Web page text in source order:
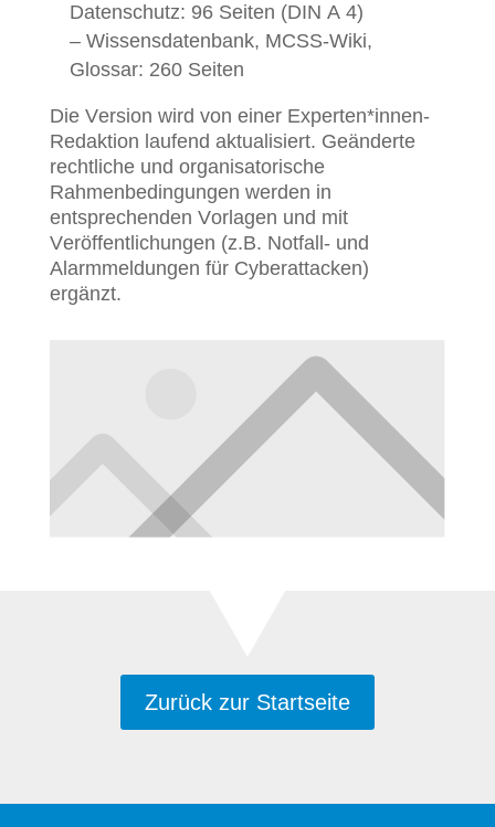
Datenschutz: 96 Seiten (DIN A 4)
– Wissensdatenbank, MCSS-Wiki,
Glossar: 260 Seiten
Die Version wird von einer Experten*innen-
Redaktion laufend aktualisiert. Geänderte
rechtliche und organisatorische
Rahmenbedingungen werden in
entsprechenden Vorlagen und mit
Veröffentlichungen (z.B. Notfall- und
Alarmmeldungen für Cyberattacken)
ergänzt.
Zurück zur Startseite